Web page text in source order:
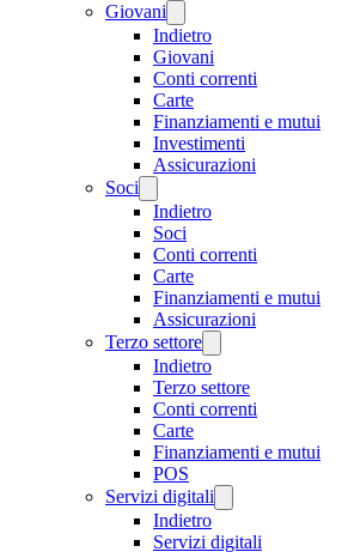
Giovani
Indietro
Giovani
Conti correnti
Carte
Finanziamenti e mutui
Investimenti
Assicurazioni
Soci
Indietro
Soci
Conti correnti
Carte
Finanziamenti e mutui
Assicurazioni
Terzo settore
Indietro
Terzo settore
Conti correnti
Carte
Finanziamenti e mutui
POS
Servizi digitali
Indietro
Servizi digitali